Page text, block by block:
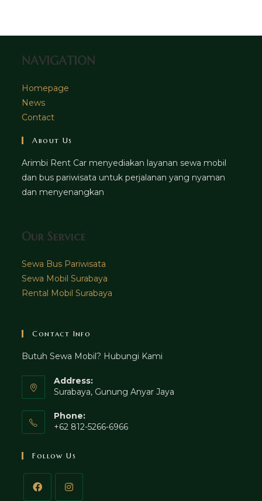
tab
NAVIGATION
Homepage
News
Contact
About Us
Arimbi Rent Car menyediakan layanan sewa mobil
dan bus pariwisata untuk perjalanan yang nyaman
dan menyenangkan
Our Service
Sewa Bus Pariwisata
Sewa Mobil Surabaya
Rental Mobil Surabaya
Contact Info
Butuh Sewa Mobil? Hubungi Kami
Address:
Surabaya, Gunung Anyar Jaya
Phone:
+62 812-5266-6966
Follow Us